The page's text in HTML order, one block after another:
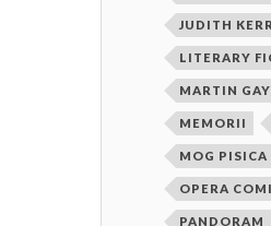
JUDITH KERR
LITERARY
MARTIN
MEMORII
MOG PISICA
OPERA
PANDORAM